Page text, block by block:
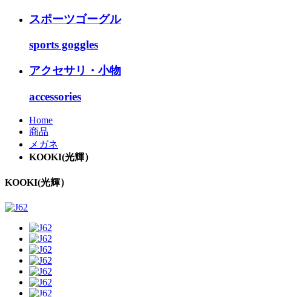
スポーツゴーグル
sports goggles
アクセサリ・小物
accessories
Home
商品
メガネ
KOOKI(光輝）
KOOKI(光輝）